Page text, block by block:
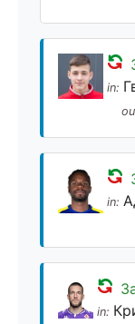
in:
in:
in: